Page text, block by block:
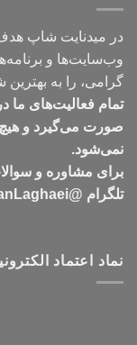
در میدنایت شاپ هدف
وب‌سایت‌ها و
گرامی، را به
تمام فعالیت‌های ما
صورت می‌گیرد و
نمی‌شود.
برای مشاوره و
تلگرام @ArmanLaghaei در ارتباط باشید.
نماد اعتماد